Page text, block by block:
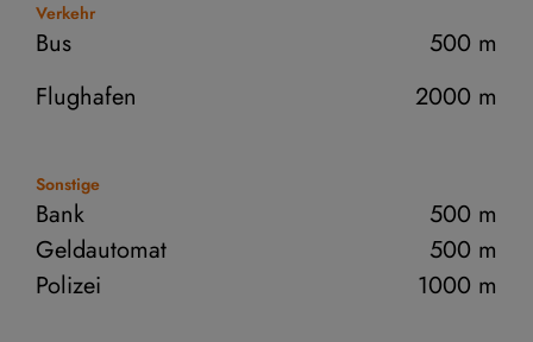
Verkehr
Bus
500 m
Flughafen
2000 m
Sonstige
Bank
500 m
Geldautomat
500 m
Polizei
1000 m